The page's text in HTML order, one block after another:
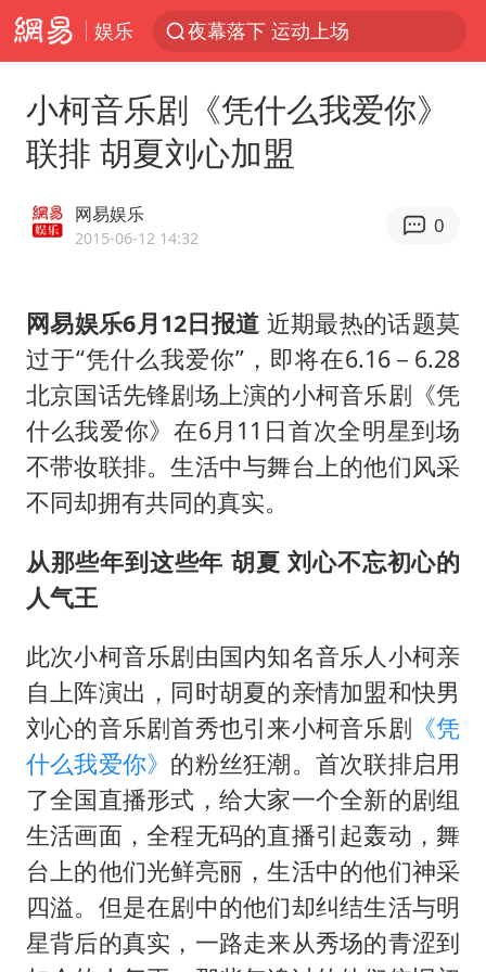
娱乐
夜幕落下 运动上场
改名后的“青海拉面”店
台军“汉光秀”开场闹剧多
1岁宝宝碰坏纸巾盒 宝妈被索赔924元
女子开一天一夜空调后二氧化碳中毒
97岁英国奶奶飞上天再破吉尼斯纪录
“空调24小时开着更省电”不实
“不建议大家买深色蛋糕”
男子杀人后逃进深山21年活得像野人
公司“上四休三”但要降薪1000元
47岁妈妈突然产女 26岁女儿：很震惊
如何把百年大党建设得更加坚强有力？
小柯音乐剧《凭什么我爱你》
联排 胡夏刘心加盟
网易娱乐
2015-06-12 14:32
0
网易娱乐6月12日报道 近期最热的话题莫
过于“凭什么我爱你”，即将在6.16－6.28
北京国话先锋剧场上演的小柯音乐剧《凭
什么我爱你》在6月11日首次全明星到场
不带妆联排。生活中与舞台上的他们风采
不同却拥有共同的真实。
从那些年到这些年 胡夏 刘心不忘初心的
人气王
此次小柯音乐剧由国内知名音乐人小柯亲
自上阵演出，同时胡夏的亲情加盟和快男
刘心的音乐剧首秀也引来小柯音乐剧 《凭
什么我爱你》 的粉丝狂潮。首次联排启用
了全国直播形式，给大家一个全新的剧组
生活画面，全程无码的直播引起轰动，舞
台上的他们光鲜亮丽，生活中的他们神采
四溢。但是在剧中的他们却纠结生活与明
星背后的真实，一路走来从秀场的青涩到